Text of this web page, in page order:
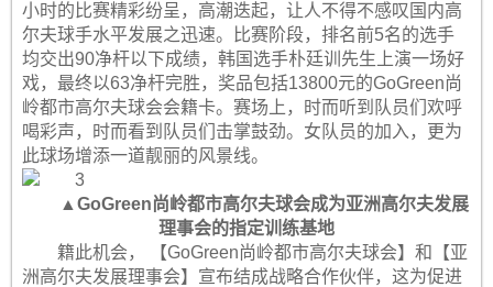
小时的比赛精彩纷呈，高潮迭起，让人不得不感叹国内高
尔夫球手水平发展之迅速。比赛阶段，排名前5名的选手
均交出90净杆以下成绩，韩国选手朴廷训先生上演一场好
戏，最终以63净杆完胜，奖品包括13800元的GoGreen尚
岭都市高尔夫球会会籍卡。赛场上，时而听到队员们欢呼
喝彩声，时而看到队员们击掌鼓劲。女队员的加入，更为
此球场增添一道靓丽的风景线。
▲GoGreen尚岭都市高尔夫球会成为亚洲高尔夫发展
理事会的指定训练基地
籍此机会， 【GoGreen尚岭都市高尔夫球会】和【亚
洲高尔夫发展理事会】宣布结成战略合作伙伴，这为促进